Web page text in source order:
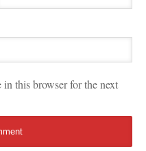
this browser for the next